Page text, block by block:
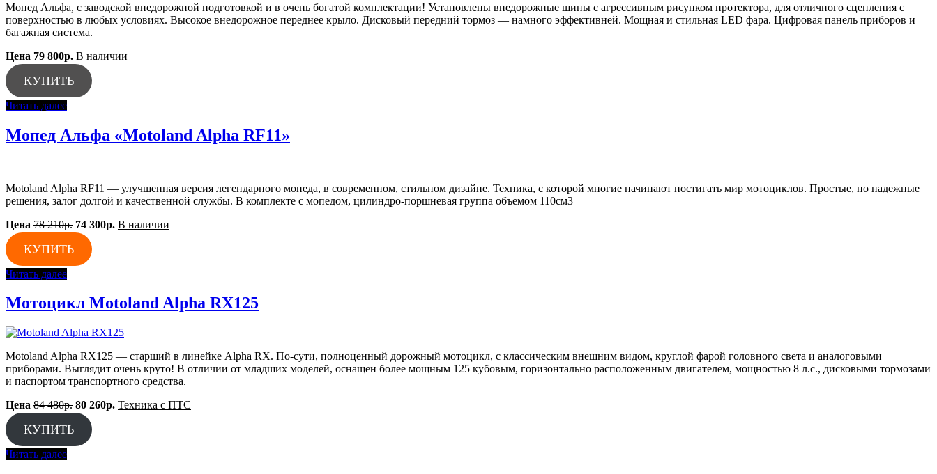
Мопед Альфа, с заводской внедорожной подготовкой и в очень богатой комплектации! Установлены внедорожные шины с агрессивным рисунком протектора, для отличного сцепления с
поверхностью в любых условиях. Высокое внедорожное переднее крыло. Дисковый передний тормоз — намного эффективней. Мощная и стильная LED фара. Цифровая панель приборов и
багажная система.
Цена 79 800р. В наличии
КУПИТЬ
Читать далее
Мопед Альфа «Motoland Alpha RF11»
Motoland Alpha RF11 — улучшенная версия легендарного мопеда, в современном, стильном дизайне. Техника, с которой многие начинают постигать мир мотоциклов. Простые, но надежные
решения, залог долгой и качественной службы. В комплекте с мопедом, цилиндро-поршневая группа объемом 110см3
Цена 78 210р. 74 300р. В наличии
КУПИТЬ
Читать далее
Мотоцикл Motoland Alpha RX125
Motoland Alpha RX125 — старший в линейке Alpha RX. По-сути, полноценный дорожный мотоцикл, с классическим внешним видом, круглой фарой головного света и аналоговыми
приборами. Выглядит очень круто! В отличии от младших моделей, оснащен более мощным 125 кубовым, горизонтально расположенным двигателем, мощностью 8 л.с., дисковыми тормозами
и паспортом транспортного средства.
Цена 84 480р. 80 260р. Техника с ПТС
КУПИТЬ
Читать далее